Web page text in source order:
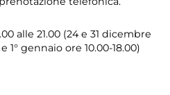
alle 21.00 (24 e 31 dicembre
1° gennaio ore 10.00-18.00)